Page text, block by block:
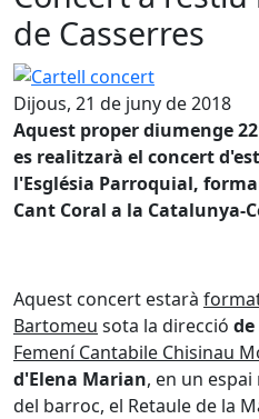
de Casserres
Cartell concert
Dijous, 21 de juny de 2018
Aquest proper diumenge
es realitzarà el concert
l'Església Parroquial,
Cant Coral a la Catalunya-
Aquest concert estarà
Bartomeu sota la direcció
Femení Cantabile Chisinau
d'Elena Marian, en un
del barroc, el Retaule de la